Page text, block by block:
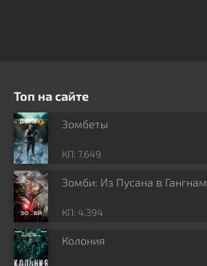
Топ на сайте
Зомбеты
КП: 7.649
Зомби: Из Пусана в Гангнам
КП: 4.394
Колония